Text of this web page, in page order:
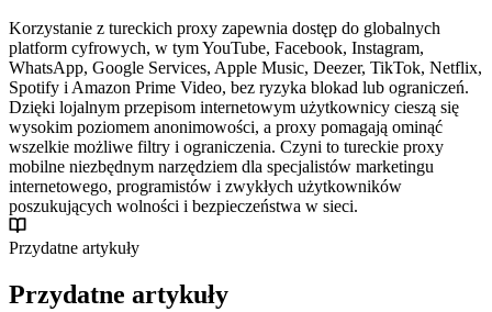
Korzystanie z tureckich proxy zapewnia dostęp do globalnych
platform cyfrowych, w tym YouTube, Facebook, Instagram,
WhatsApp, Google Services, Apple Music, Deezer, TikTok, Netflix,
Spotify i Amazon Prime Video, bez ryzyka blokad lub ograniczeń.
Dzięki lojalnym przepisom internetowym użytkownicy cieszą się
wysokim poziomem anonimowości, a proxy pomagają ominąć
wszelkie możliwe filtry i ograniczenia. Czyni to tureckie proxy
mobilne niezbędnym narzędziem dla specjalistów marketingu
internetowego, programistów i zwykłych użytkowników
poszukujących wolności i bezpieczeństwa w sieci.
Przydatne artykuły
Przydatne artykuły